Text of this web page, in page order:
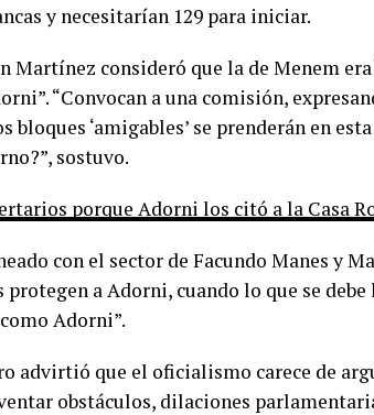
y necesitarían 129 para iniciar.
Martínez consideró que la de Menem
“Convocan a una comisión,
bloques ‘amigables’ se prenderán en
sostuvo.
porque Adorni los citó a la Casa
con el sector de Facundo Manes y
a Adorni, cuando lo que se debe
Adorni”.
que el oficialismo carece de
obstáculos, dilaciones